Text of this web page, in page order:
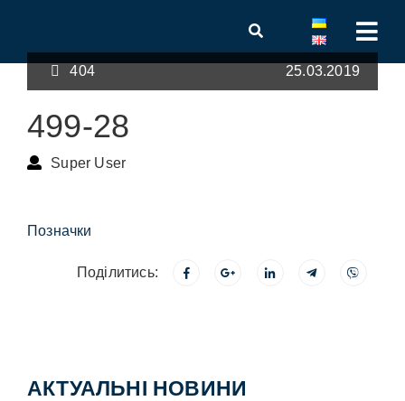
404 25.03.2019
499-28
Super User
Позначки
Поділитись:
АКТУАЛЬНІ НОВИНИ